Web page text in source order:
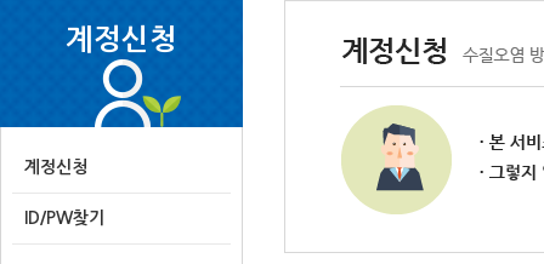
계정신청
계정신청
ID/PW찾기